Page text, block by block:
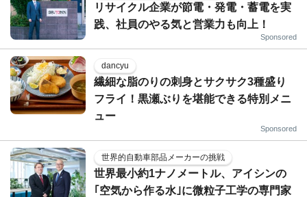
リサイクル企業が節電・発電・蓄電を実
践、社員のやる気と営業力も向上！
Sponsored
dancyu
繊細な脂のりの刺身とサクサク3種盛り
フライ！黒瀬ぶりを堪能できる特別メニ
ュー
Sponsored
世界的自動車部品メーカーの挑戦
世界最小約1ナノメートル、アイシンの
｢空気から作る水｣に微粒子工学の専門家